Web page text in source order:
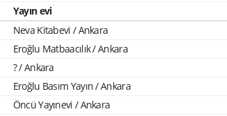
Yayın evi
Neva Kitabevi / Ankara
Eroğlu Matbaacılık / Ankara
? / Ankara
Eroğlu Basım Yayın / Ankara
Öncü Yayınevi / Ankara